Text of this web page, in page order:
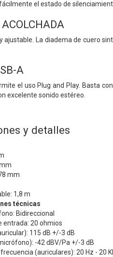
el estado de
ajustable. La diadema de cuero
A
el uso Plug and Play. Basta
excelente sonido estéreo.
y detalles
mm
1,8 m
técnicas
Bidireccional
entrada: 20 ohmios
115 dB +/-3 dB
-42 dBV/Pa +/-3 dB
(auriculares): 20 Hz - 20